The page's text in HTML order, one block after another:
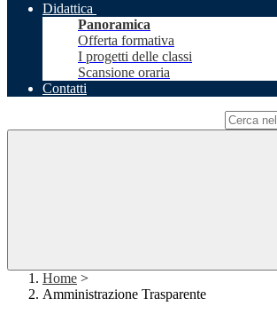
Didattica
Panoramica
Offerta formativa
I progetti delle classi
Scansione oraria
Contatti
Home >
Amministrazione Trasparente